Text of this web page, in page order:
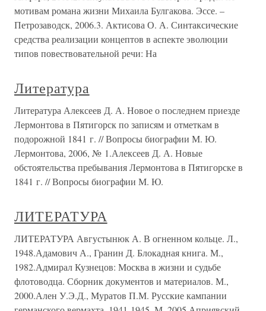
мотивам романа жизни Михаила Булгакова. Эссе. –
Петрозаводск, 2006.3. Актисова О. А. Синтаксические
средства реализации концептов в аспекте эволюции
типов повествовательной речи: На
Литература
Литература Алексеев Д. А. Новое о последнем приезде
Лермонтова в Пятигорск по записям и отметкам в
подорожной 1841 г. // Вопросы биографии М. Ю.
Лермонтова, 2006, № 1.Алексеев Д. А. Новые
обстоятельства пребывания Лермонтова в Пятигорске в
1841 г. // Вопросы биографии М. Ю.
ЛИТЕРАТУРА
ЛИТЕРАТУРА Августынюк А. В огненном кольце. Л.,
1948.Адамович А., Гранин Д. Блокадная книга. М.,
1982.Адмирал Кузнецов: Москва в жизни и судьбе
флотоводца. Сборник документов и материалов. М.,
2000.Ален У.Э.Д., Муратов П.М. Русские кампании